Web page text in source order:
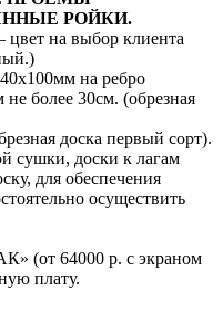
РОЙКИ.
на выбор клиента
на ребро
более 30см. (обрезная
доска первый сорт).
сушки, доски к лагам
для обеспечения
осуществить
(от 64000 р. с экраном
плату.